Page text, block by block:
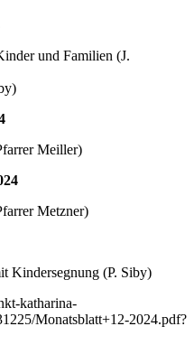
und Familien (J.
Meiller)
Metzner)
Kindersegnung (P. Siby)
katharina-
Monatsblatt+12-2024.pdf?